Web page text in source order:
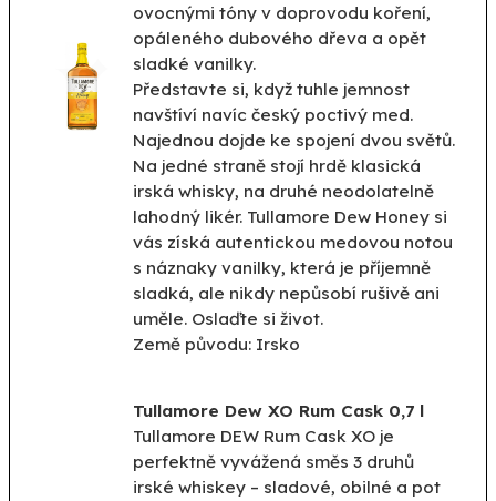
ovocnými tóny v doprovodu koření,
opáleného dubového dřeva a opět
sladké vanilky.
Představte si, když tuhle jemnost
navštíví navíc český poctivý med.
Najednou dojde ke spojení dvou světů.
Na jedné straně stojí hrdě klasická
irská whisky, na druhé neodolatelně
lahodný likér. Tullamore Dew Honey si
vás získá autentickou medovou notou
s náznaky vanilky, která je příjemně
sladká, ale nikdy nepůsobí rušivě ani
uměle. Oslaďte si život.
Země původu: Irsko
Tullamore Dew XO Rum Cask 0,7 l
Tullamore DEW Rum Cask XO je
perfektně vyvážená směs 3 druhů
irské whiskey – sladové, obilné a pot